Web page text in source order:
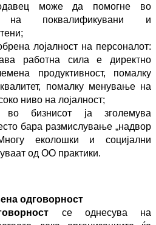
може да помогне во
на поквалификувани и
лојалност на персоналот:
работна сила е директно
продуктивност, помалку
помалку менување на
ниво на лојалност;
бизнисот ја зголемува
бара размислување „надвор
еколошки и социјални
од ОО практики.
одговорност
се однесува на